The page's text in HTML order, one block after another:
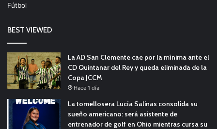
Fútbol
BEST VIEWED
La AD San Clemente cae por la mínima ante el
CD Quintanar del Rey y queda eliminada de la
Copa JCCM
Hace 1 día
La tomellosera Lucía Salinas consolida su
sueño americano: será asistente de
entrenador de golf en Ohio mientras cursa su